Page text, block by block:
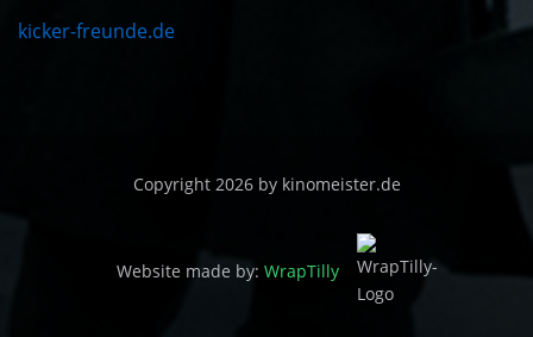
kicker-freunde.de
Copyright 2026 by kinomeister.de
Website made by: WrapTilly